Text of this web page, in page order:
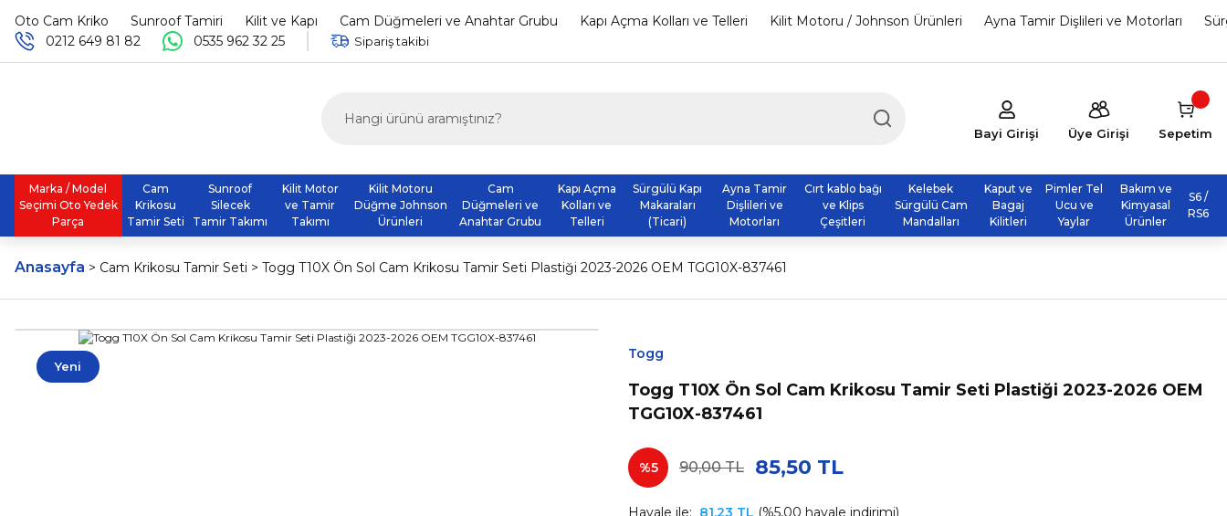
Oto Cam Kriko Sunroof Tamiri Kilit ve Kapı Cam Düğmeleri ve Anahtar Grubu Kapı Açma Kolları ve Telleri Kilit Motoru / Johnson Ürünleri Ayna Tamir Dişlileri ve Motorları
0212 649 81 82
0535 962 32 25 Sipariş takibi
Bayi Girişi Üye Girişi Sepetim
Marka / Model
Seçimi Oto Yedek
Parça
Cam
Krikosu
Tamir Seti
Sunroof
Silecek
Tamir Takımı
Kilit Motor
ve Tamir
Takımı
Kilit Motoru
Düğme Johnson
Ürünleri
Cam
Düğmeleri ve
Anahtar Grubu
Kapı Açma
Kolları ve
Telleri
Sürgülü Kapı
Makaraları
(Ticari)
Ayna Tamir
Dişlileri ve
Motorları
Cırt kablo bağı
ve Klips
Çeşitleri
Kelebek
Sürgülü Cam
Mandalları
Kaput ve
Bagaj
Kilitleri
Pimler Tel
Ucu ve
Yaylar
Bakım ve
Kimyasal
Ürünler
S6 /
RS6
Anasayfa Cam Krikosu Tamir Seti Togg T10X Ön Sol Cam Krikosu Tamir Seti Plastiği 2023-2026 OEM TGG10X-837461
Yeni
Togg
Togg T10X Ön Sol Cam Krikosu Tamir Seti Plastiği 2023-2026 OEM
TGG10X-837461
%5 90,00 TL 85,50 TL
Havale ile: 81,23 TL (%5,00 havale indirimi)